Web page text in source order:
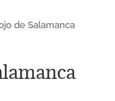
de Salamanca